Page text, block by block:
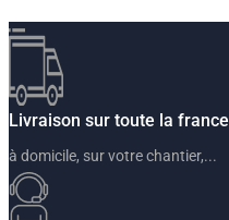
Livraison sur toute la france
à domicile, sur votre chantier,...